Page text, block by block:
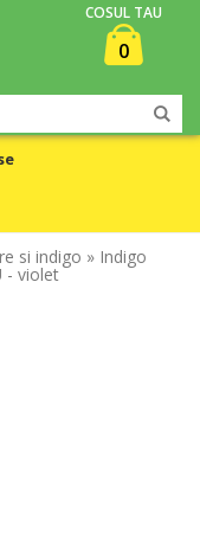
COSUL TAU
0
si indigo » Indigo
- violet